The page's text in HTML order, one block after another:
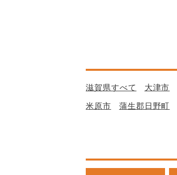
滋賀県すべて 大津市
米原市 蒲生郡日野町